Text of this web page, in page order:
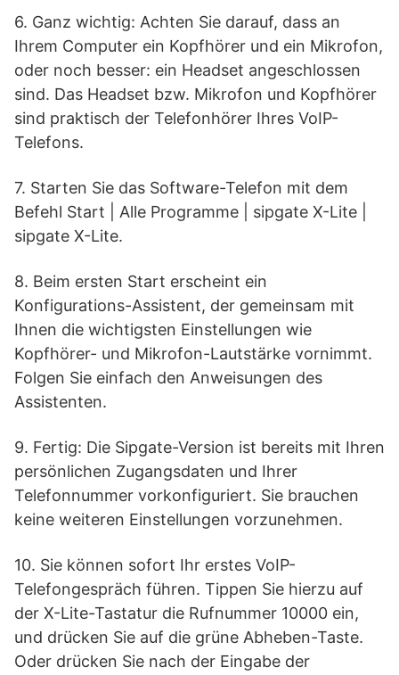
6. Ganz wichtig: Achten Sie darauf, dass an
Ihrem Computer ein Kopfhörer und ein Mikrofon,
oder noch besser: ein Headset angeschlossen
sind. Das Headset bzw. Mikrofon und Kopfhörer
sind praktisch der Telefonhörer Ihres VoIP-
Telefons.
7. Starten Sie das Software-Telefon mit dem
Befehl Start | Alle Programme | sipgate X-Lite |
sipgate X-Lite.
8. Beim ersten Start erscheint ein
Konfigurations-Assistent, der gemeinsam mit
Ihnen die wichtigsten Einstellungen wie
Kopfhörer- und Mikrofon-Lautstärke vornimmt.
Folgen Sie einfach den Anweisungen des
Assistenten.
9. Fertig: Die Sipgate-Version ist bereits mit Ihren
persönlichen Zugangsdaten und Ihrer
Telefonnummer vorkonfiguriert. Sie brauchen
keine weiteren Einstellungen vorzunehmen.
10. Sie können sofort Ihr erstes VoIP-
Telefongespräch führen. Tippen Sie hierzu auf
der X-Lite-Tastatur die Rufnummer 10000 ein,
und drücken Sie auf die grüne Abheben-Taste.
Oder drücken Sie nach der Eingabe der